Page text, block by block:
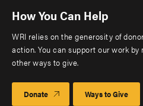
How You Can Help
WRI relies on the generosity of
action. You can support our work
other ways to give.
Donate Ways to Give